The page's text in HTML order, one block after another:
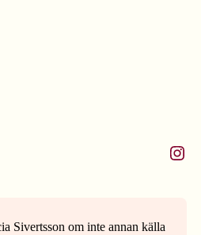
Instagram
Sivertsson om inte annan källa